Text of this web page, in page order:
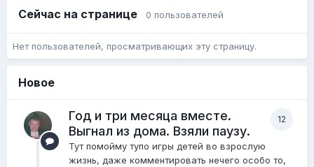
Сейчас на странице 0 пользователей
Нет пользователей, просматривающих эту страницу.
Новое
12
Год и три месяца вместе.
Выгнал из дома. Взяли паузу.
Тут помойму тупо игры детей во взрослую
жизнь, даже комментировать нечего особо то,